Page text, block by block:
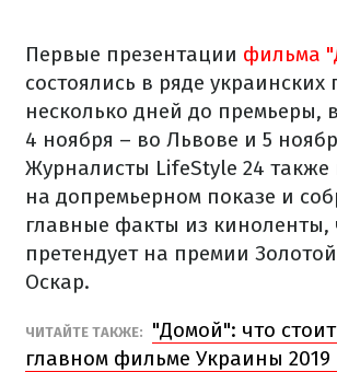
Первые презентации фильма
состоялись в ряде украинских
несколько дней до премьеры,
4 ноября – во Львове и 5
Журналисты LifeStyle 24
на допремьерном показе и
главные факты из киноленты,
претендует на премии
Оскар.
ЧИТАЙТЕ ТАКЖЕ:
"Домой": что
главном фильме Украины 2019